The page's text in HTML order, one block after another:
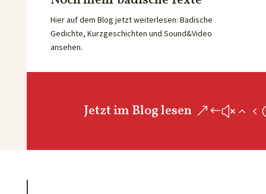
Hier auf dem Blog jetzt weiterlesen: Badische
Gedichte, Kurzgeschichten und Sound&Video
ansehen.
Jetzt im Blog lesen